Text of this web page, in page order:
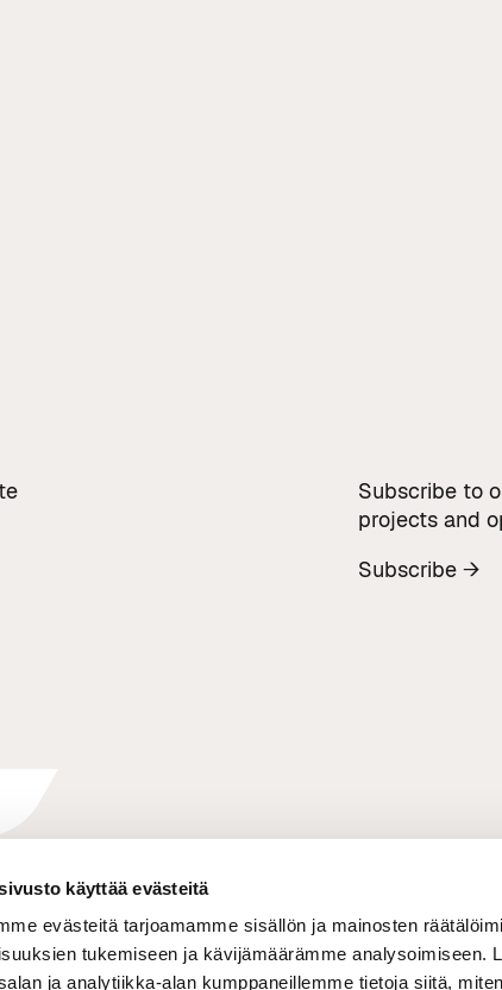
käyttää evästeitä
evästeitä tarjoamamme sisällön ja mainosten
tukemiseen ja kävijämäärämme analysoimiseen.
ja analytiikka-alan kumppaneillemme tietoja siitä,
Subscribe to
projects and
Subscribe →